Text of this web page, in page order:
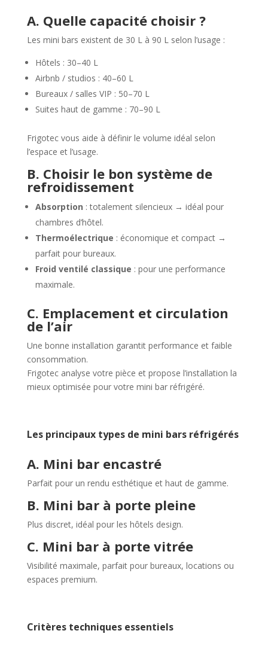
A. Quelle capacité choisir ?
Les mini bars existent de 30 L à 90 L selon l’usage :
Hôtels : 30–40 L
Airbnb / studios : 40–60 L
Bureaux / salles VIP : 50–70 L
Suites haut de gamme : 70–90 L
Frigotec vous aide à définir le volume idéal selon
l’espace et l’usage.
B. Choisir le bon système de
refroidissement
Absorption : totalement silencieux → idéal pour
chambres d’hôtel.
Thermoélectrique : économique et compact →
parfait pour bureaux.
Froid ventilé classique : pour une performance
maximale.
C. Emplacement et circulation
de l’air
Une bonne installation garantit performance et faible
consommation.
Frigotec analyse votre pièce et propose l’installation la
mieux optimisée pour votre mini bar réfrigéré.
Les principaux types de mini bars réfrigérés
A. Mini bar encastré
Parfait pour un rendu esthétique et haut de gamme.
B. Mini bar à porte pleine
Plus discret, idéal pour les hôtels design.
C. Mini bar à porte vitrée
Visibilité maximale, parfait pour bureaux, locations ou
espaces premium.
Critères techniques essentiels